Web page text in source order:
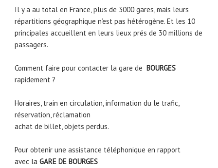
Il y a au total en France, plus de 3000 gares, mais leurs
répartitions géographique n’est pas hétérogène. Et les 10
principales accueillent en leurs lieux prés de 30 millions de
passagers.
Comment faire pour contacter la gare de BOURGES
rapidement ?
Horaires, train en circulation, information du le trafic,
réservation, réclamation
achat de billet, objets perdus.
Pour obtenir une assistance téléphonique en rapport
avec la GARE DE BOURGES